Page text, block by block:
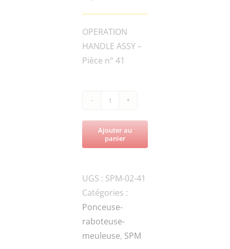
OPERATION
HANDLE ASSY –
Pièce n° 41
quantité
de
SPM-
70ND-
THROTTLE
GEAR
Ajouter au
panier
UGS : SPM-02-41
Catégories :
Ponceuse-
raboteuse-
meuleuse, SPM